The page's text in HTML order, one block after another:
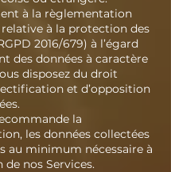
à la règlementation
à la protection des
2016/679) à l’égard
des données à caractère
disposez du droit
et d’opposition
la
les données collectées
au minimum nécessaire à
de nos Services.